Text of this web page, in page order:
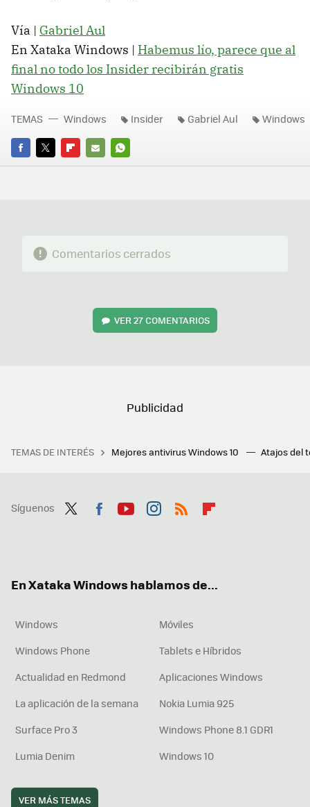
Vía | Gabriel Aul
En Xataka Windows | Habemus lío, parece que al
final no todo los Insider recibirán gratis
Windows 10
FACEBOOK
TWITTERFLIPBOARD
E-
WHATSAPP
TEMAS Windows Insider Gabriel Aul Windows
Comentarios cerrados
VER27 COMENTARIOS
TEMAS DE INTERÉS Mejores antivirus Windows 10 Atajos del
Síguenos
En Xataka Windows hablamos de...
Windows
Móviles
Windows Phone
Tablets e Híbridos
Actualidad en Redmond
Aplicaciones Windows
La aplicación de la semana
Nokia Lumia 925
Surface Pro 3
Windows Phone 8.1 GDR1
Lumia Denim
Windows 10
VER MÁS TEMAS